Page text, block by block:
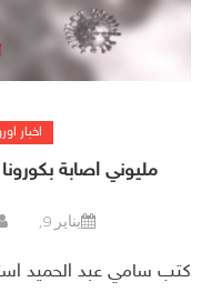
اخبار
مليوني اصابة
يناير 9, 2022
كتب سامي عبد الحميد